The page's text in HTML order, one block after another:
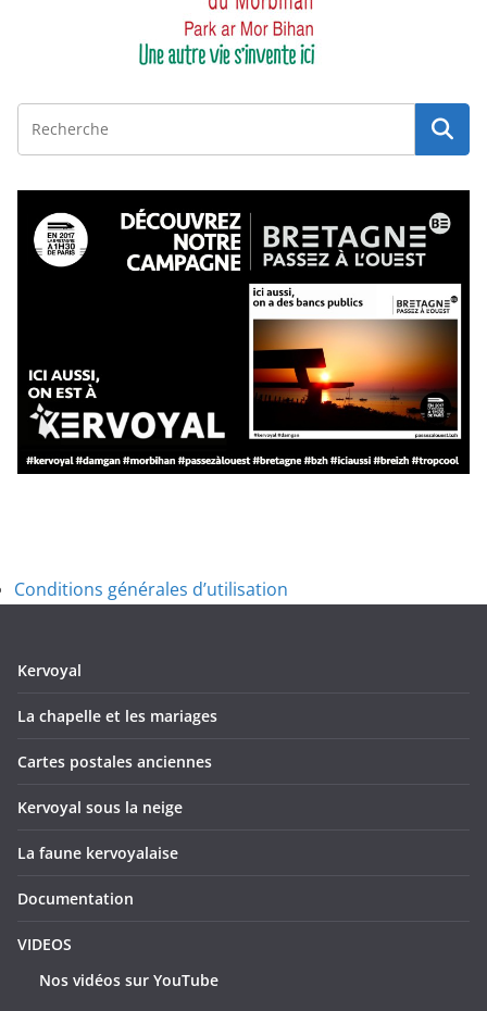
Conditions générales d’utilisation
Kervoyal
La chapelle et les mariages
Cartes postales anciennes
Kervoyal sous la neige
La faune kervoyalaise
Documentation
VIDEOS
Nos vidéos sur YouTube